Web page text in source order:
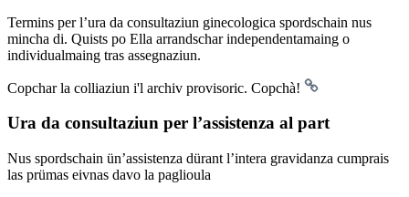
Termins per l’ura da consultaziun ginecologica spordschain nus
mincha di. Quists po Ella arrandschar independentamaing o
individualmaing tras assegnaziun.
Copchar la colliaziun i'l archiv provisoric. Copchà!
Ura da consultaziun per l’assistenza al part
Nus spordschain ün’assistenza dürant l’intera gravidanza cumprais
las prümas eivnas davo la paglioula